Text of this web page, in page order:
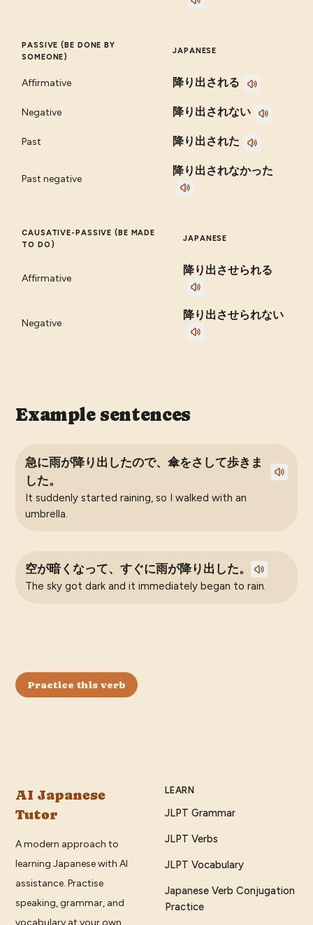
PASSIVE (BE DONE BY
SOMEONE)
JAPANESE
Affirmative 降り出される
Negative 降り出されない
Past 降り出された
Past negative
降り出されなかった
CAUSATIVE-PASSIVE (BE MADE
TO DO)
JAPANESE
Affirmative
降り出させられる
Negative
降り出させられない
Example sentences
急に雨が降り出したので、傘をさして歩きま
した。
It suddenly started raining, so I walked with an
umbrella.
空が暗くなって、すぐに雨が降り出した。
The sky got dark and it immediately began to rain.
Practice this verb
AI Japanese
Tutor
A modern approach to
learning Japanese with AI
assistance. Practise
speaking, grammar, and
vocabulary at your own
LEARN
JLPT Grammar
JLPT Verbs
JLPT Vocabulary
Japanese Verb Conjugation
Practice